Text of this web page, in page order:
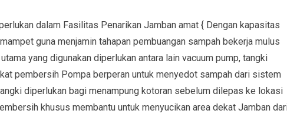
dalam Fasilitas Penarikan Jamban amat { Dengan kapasitas
guna menjamin tahapan pembuangan sampah bekerja mulus
yang digunakan diperlukan antara lain vacuum pump, tangki
pembersih Pompa berperan untuk menyedot sampah dari sistem
diperlukan bagi menampung kotoran sebelum dilepas ke lokasi
khusus membantu untuk menyucikan area dekat Jamban